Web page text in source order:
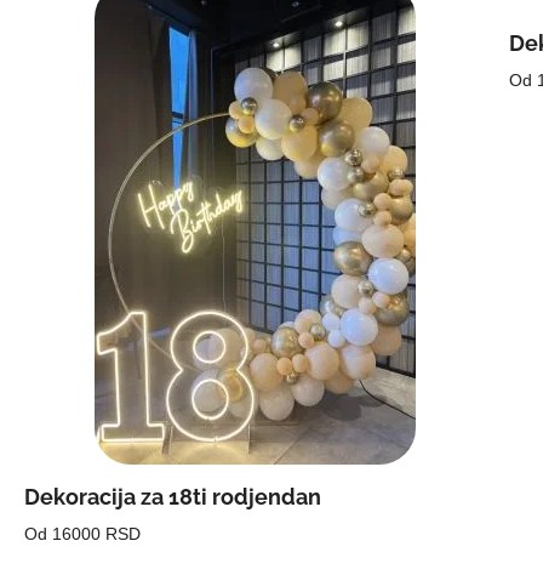
Dekoracija za 18ti rodjendan
Od 16000 RSD
Od